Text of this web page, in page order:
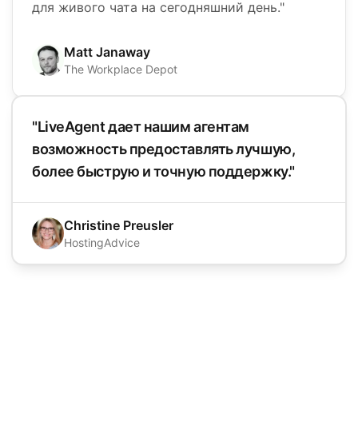
для живого чата на сегодняшний день."
Matt Janaway
The Workplace Depot
"LiveAgent дает нашим агентам
возможность предоставлять лучшую,
более быструю и точную поддержку."
Christine Preusler
HostingAdvice